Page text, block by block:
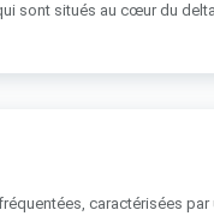
sont situés au cœur du
caractérisées